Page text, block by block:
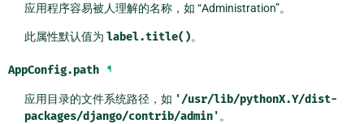
应用程序容易被人理解的名称，如 “Administration”。
此属性默认值为 label.title()。
AppConfig.path ¶
应用目录的文件系统路径，如 '/usr/lib/pythonX.Y/dist-
packages/django/contrib/admin' 。